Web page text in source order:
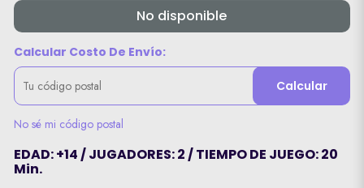
No disponible
Calcular Costo De Envío:
Calcular
No sé mi código postal
EDAD: +14 / JUGADORES: 2 / TIEMPO DE JUEGO: 20
Min.